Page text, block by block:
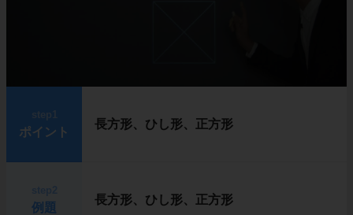
ポイント
長方形、ひし形、正方形
例題
長方形、ひし形、正方形